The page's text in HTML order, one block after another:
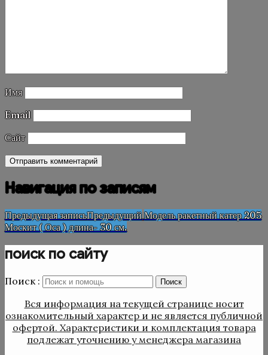
Имя
Email
Сайт
Навигация по записям
Предыдущая записьПредыдущий Модель ракетный катер 205
Москит ( Оса ) длина- 30 см.
поиск по сайту
Поиск : Поиск
Вся информация на текущей странице носит
ознакомительный характер и не является публичной
офертой. Характеристики и комплектация товара
подлежат уточнению у менеджера магазина